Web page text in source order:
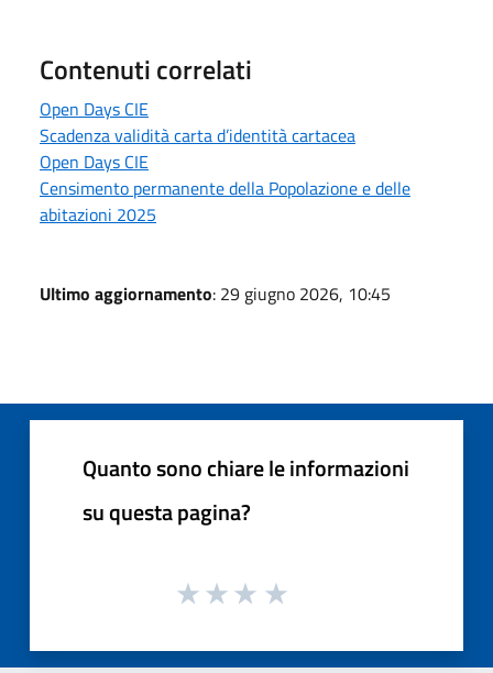
Contenuti correlati
Open Days CIE
Scadenza validità carta d’identità cartacea
Open Days CIE
Censimento permanente della Popolazione e delle
abitazioni 2025
Ultimo aggiornamento: 29 giugno 2026, 10:45
Quanto sono chiare le informazioni
su questa pagina?